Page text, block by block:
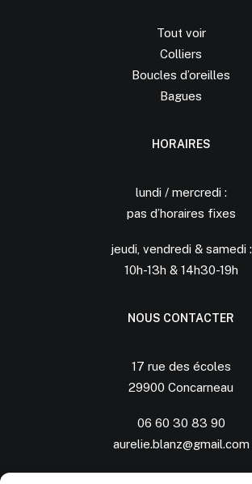
Tout voir
Colliers
Boucles d’oreilles
Bagues
HORAIRES
lundi / mercredi :
pas d’horaires fixes
jeudi, vendredi & samedi :
10h-13h & 14h30-19h
NOUS CONTACTER
17 rue des écoles
29900 Concarneau
06 60 30 83 90
aurelie.blanz@gmail.com